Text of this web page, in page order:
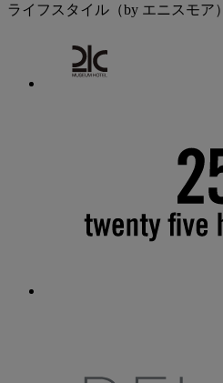
ライフスタイル（by エニスモア）